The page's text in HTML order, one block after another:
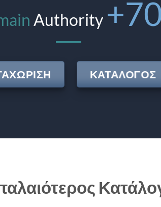
Authority +
ΚΑΤΑΛΟΓΟΣ